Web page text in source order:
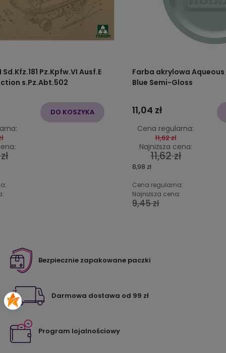
Pz.Kpfw.VI Ausf.E
s.Pz.Abt.502
DO KOSZYKA
Farba akrylowa Aqueous
Blue Semi-Gloss
11,04 zł
Cena regularna:
11,62 zł
Najniższa cena:
11,62 zł
8,98 zł
Cena regularna:
Najniższa cena:
9,45 zł
Bezpiecznie zapakowane paczki
Darmowa dostawa od 99 zł
Program lojalnościowy